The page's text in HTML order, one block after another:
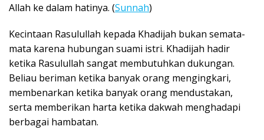
Allah ke dalam hatinya. (Sunnah)
Kecintaan Rasulullah kepada Khadijah bukan semata-
mata karena hubungan suami istri. Khadijah hadir
ketika Rasulullah sangat membutuhkan dukungan.
Beliau beriman ketika banyak orang mengingkari,
membenarkan ketika banyak orang mendustakan,
serta memberikan harta ketika dakwah menghadapi
berbagai hambatan.